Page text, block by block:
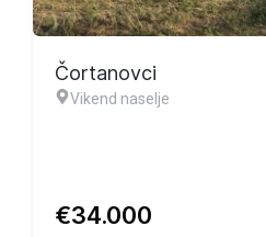
Čortanovci
Vikend naselje
€34.000